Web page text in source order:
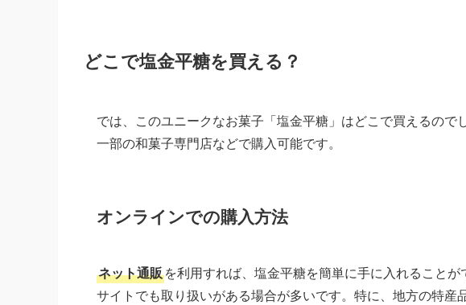
どこで塩金平糖を買える？
では、このユニークなお菓子「塩金平糖」はどこで買えるので
一部の和菓子専門店などで購入可能です。
オンラインでの購入方法
ネット通販を利用すれば、塩金平糖を簡単に手に入れること
サイトでも取り扱いがある場合が多いです。特に、地方の特